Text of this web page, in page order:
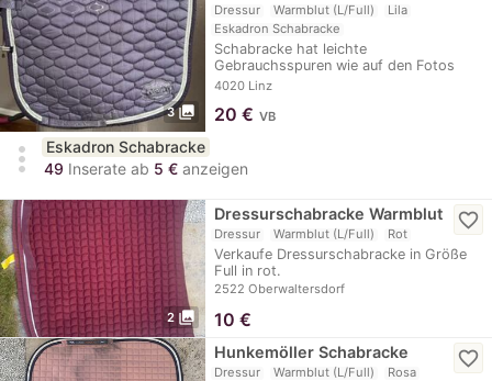
3 photo_library
Dressur Warmblut (L/Full)
Lila
Eskadron Schabracke
Schabracke hat leichte
Gebrauchsspuren wie auf den Fotos
ersichtlich, ist sonnst aber…
4020 Linz
20 € VB
more_vert
Eskadron Schabracke
49 Inserate ab 5 € anzeigen
2 photo_library
Dressurschabracke Warmblut
Dressur Warmblut (L/Full) Rot
Verkaufe Dressurschabracke in Größe
Full in rot.
2522 Oberwaltersdorf
favorite_border
10 €
Hunkemöller Schabracke
Dressur Warmblut (L/Full) Rosa
favorite_border